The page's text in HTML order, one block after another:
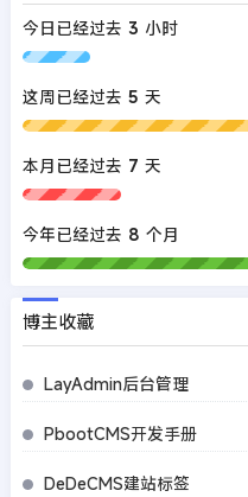
今日已经过去 3 小时
这周已经过去 5 天
本月已经过去 7 天
今年已经过去 8 个月
博主收藏
LayAdmin后台管理
PbootCMS开发手册
DeDeCMS建站标签